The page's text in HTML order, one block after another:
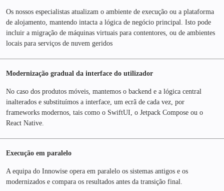
Os nossos especialistas atualizam o ambiente de execução ou a plataforma
de alojamento, mantendo intacta a lógica de negócio principal. Isto pode
incluir a migração de máquinas virtuais para contentores, ou de ambientes
locais para serviços de nuvem geridos
Modernização gradual da interface do utilizador
No caso dos produtos móveis, mantemos o backend e a lógica central
inalterados e substituímos a interface, um ecrã de cada vez, por
frameworks modernos, tais como o SwiftUI, o Jetpack Compose ou o
React Native.
Execução em paralelo
A equipa do Innowise opera em paralelo os sistemas antigos e os
modernizados e compara os resultados antes da transição final.